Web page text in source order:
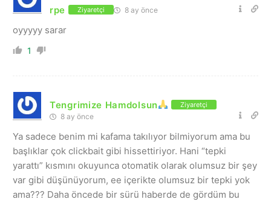
rpe Ziyaretçi 8 ay önce
oyyyyy sarar
1
Tengrimize Hamdolsun Ziyaretçi
8 ay önce
Ya sadece benim mi kafama takılıyor bilmiyorum ama bu
başlıklar çok clickbait gibi hissettiriyor. Hani “tepki
yarattı” kısmını okuyunca otomatik olarak olumsuz bir şey
var gibi düşünüyorum, ee içerikte olumsuz bir tepki yok
ama??? Daha öncede bir sürü haberde de gördüm bu